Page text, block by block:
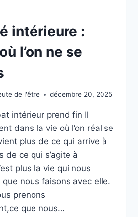
intérieure :
l’on ne se
de l'être décembre 20, 2025
intérieur prend fin Il
dans la vie où l’on réalise
plus de ce qui arrive à
de ce qui s’agite à
plus la vie qui nous
que nous faisons avec elle.
prenons
que nous…